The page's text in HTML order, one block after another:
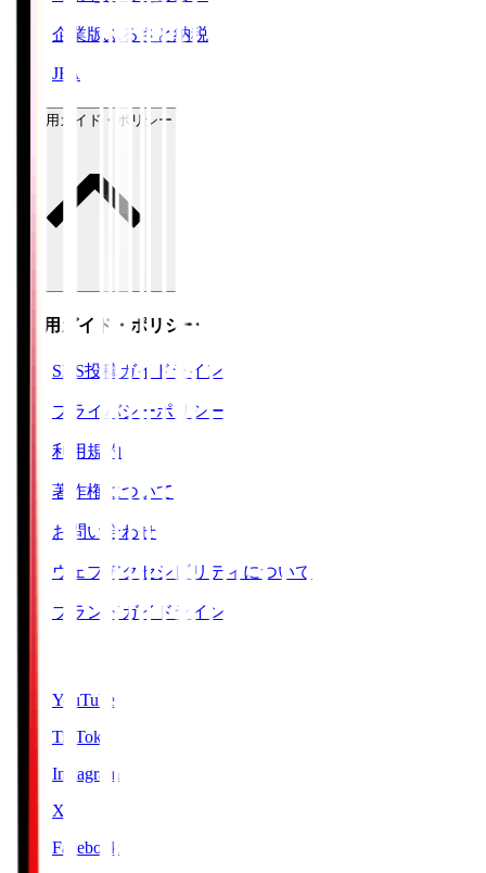
企業版ふるさと納税
JFA
ご利用ガイド・ポリシー
ご利用ガイド・ポリシー
SNS投稿ガイドライン
プライバシーポリシー
利用規約
著作権について
お問い合わせ
ウェブアクセシビリティについて
ブランドガイドライン
YouTube
TikTok
Instagram
X
Facebook